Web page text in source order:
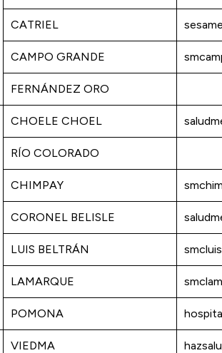
CATRIEL
CAMPO GRANDE
FERNÁNDEZ ORO
CHOELE CHOEL
RÍO COLORADO
CHIMPAY
CORONEL BELISLE
LUIS BELTRÁN
LAMARQUE
POMONA
VIEDMA